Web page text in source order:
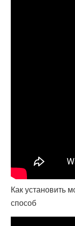
Как установить
способ